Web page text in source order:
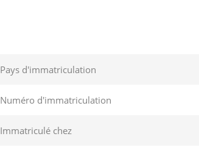
Pays d'immatriculation
Numéro d'immatriculation
Immatriculé chez